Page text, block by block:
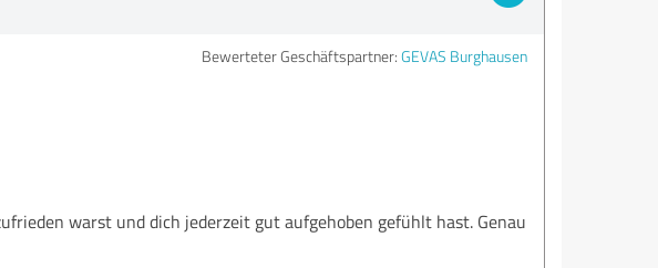
Bewerteter Geschäftspartner: GEVAS Burghausen
warst und dich jederzeit gut aufgehoben gefühlt hast. Genau